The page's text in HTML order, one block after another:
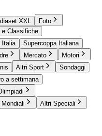
XXL
Foto
e Classifiche
Italia
Supercoppa Italiana
Mercato
Motori
Altri Sport
Sondaggi
a settimana
Altri Speciali